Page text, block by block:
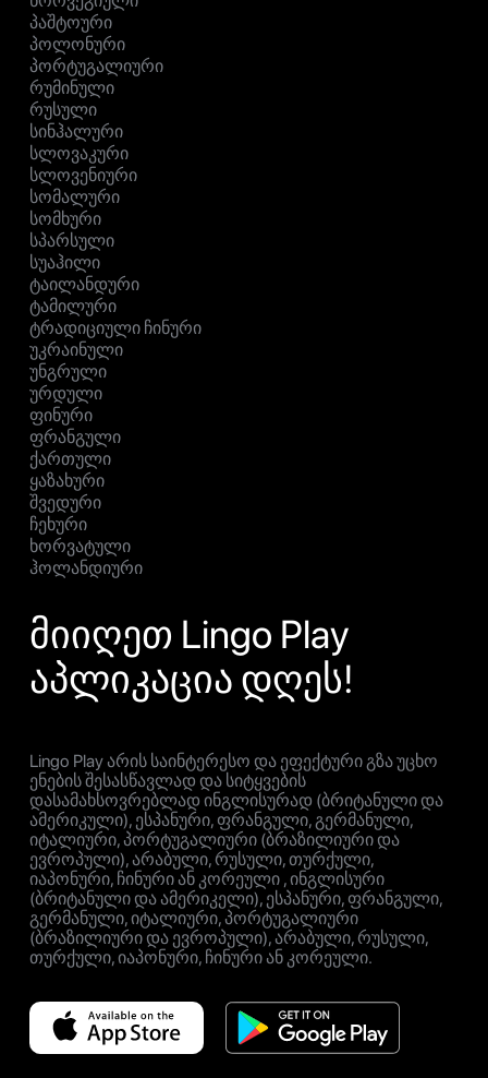
პაშტოური
პოლონური
პორტუგალიური
რუმინული
რუსული
სინჰალური
სლოვაკური
სლოვენიური
სომალური
სომხური
სპარსული
სუაჰილი
ტაილანდური
ტამილური
ტრადიციული ჩინური
უკრაინული
უნგრული
ურდული
ფინური
ფრანგული
ქართული
ყაზახური
შვედური
ჩეხური
ხორვატული
ჰოლანდიური
მიიღეთ Lingo Play
აპლიკაცია დღეს!
Lingo Play არის საინტერესო და ეფექტური გზა უცხო
ენების შესასწავლად და სიტყვების
დასამახსოვრებლად ინგლისურად (ბრიტანული და
ამერიკული), ესპანური, ფრანგული, გერმანული,
იტალიური, პორტუგალიური (ბრაზილიური და
ევროპული), არაბული, რუსული, თურქული,
იაპონური, ჩინური ან კორეული , ინგლისური
(ბრიტანული და ამერიკელი), ესპანური, ფრანგული,
გერმანული, იტალიური, პორტუგალიური
(ბრაზილიური და ევროპული), არაბული, რუსული,
თურქული, იაპონური, ჩინური ან კორეული.